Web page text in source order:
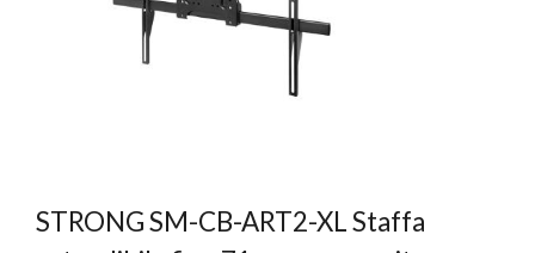
STRONG SM-CB-ART2-XL Staffa